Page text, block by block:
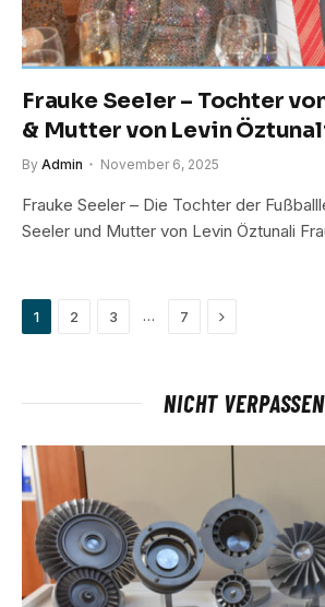
Frauke Seeler – Tochter
& Mutter von Levin
By Admin November 6, 2025
Frauke Seeler – Die Tochter der
Seeler und Mutter von Levin Öztunali
1 2 3 … 7 Next
NICHT VERPASSEN